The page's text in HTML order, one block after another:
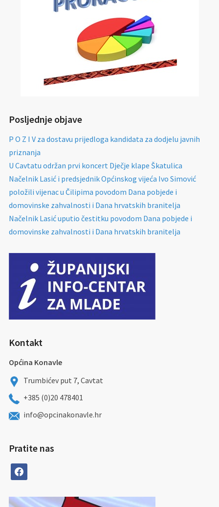
Posljednje objave
P O Z I V za dostavu prijedloga kandidata za dodjelu javnih
priznanja
U Cavtatu održan prvi koncert Dječje klape Škatulica
Načelnik Lasić i predsjednik Općinskog vijeća Ivo Simović
položili vijenac u Čilipima povodom Dana pobjede i
domovinske zahvalnosti i Dana hrvatskih branitelja
Načelnik Lasić uputio čestitku povodom Dana pobjede i
domovinske zahvalnosti i Dana hrvatskih branitelja
Kontakt
Općina Konavle
Trumbićev put 7, Cavtat
+385 (0)20 478401
info@opcinakonavle.hr
Pratite nas
facebook